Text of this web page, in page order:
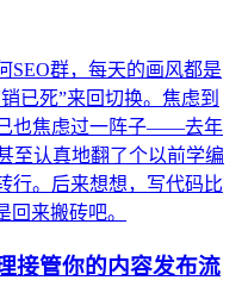
SEO群，每天的画风都是
已死”来回切换。焦虑到
也焦虑过一阵子——去年
至认真地翻了个以前学编
行。后来想想，写代码比
回来搬砖吧。
接管你的内容发布流